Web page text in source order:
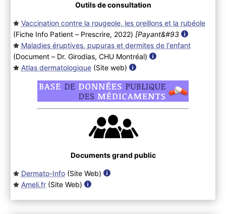
Outils de consultation
Vaccination contre la rougeole, les oreillons et la rubéole
(Fiche Info Patient – Prescrire, 2022) [Payant&#93
Maladies éruptives, pupuras et dermites de l‘enfant
(Document – Dr. Girodias, CHU Montréal)
Atlas dermatologique(Site web)
Documents grand public
Dermato-Info(Site Web)
Ameli.fr(Site Web)